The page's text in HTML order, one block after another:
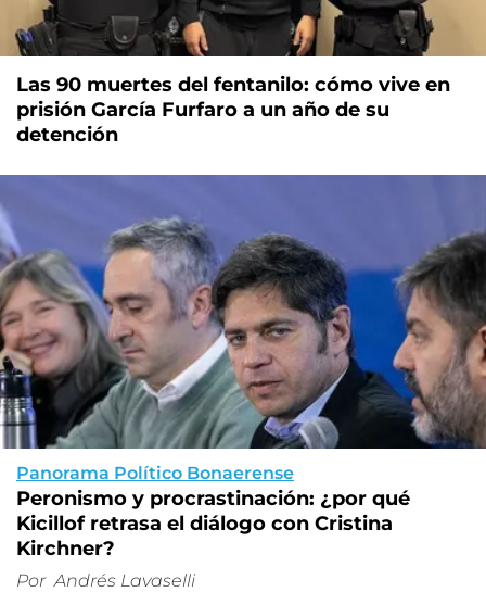
Las 90 muertes del fentanilo: cómo vive en
prisión García Furfaro a un año de su
detención
Panorama Político Bonaerense
Peronismo y procrastinación: ¿por qué
Kicillof retrasa el diálogo con Cristina
Kirchner?
Por Andrés Lavaselli